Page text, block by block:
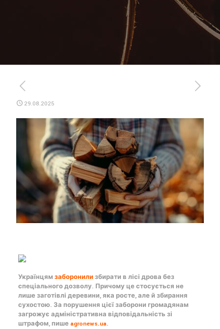
29.08.2025
Українцямзаборонилизбирати в лісі дрова без
спеціального дозволу. Причому це стосується не
лише заготівлі деревини, яка росте, але й збирання
сухостою. За порушення цієї заборони громадянам
загрожує адміністративна відповідальність зі
штрафом, пише agronews.ua.